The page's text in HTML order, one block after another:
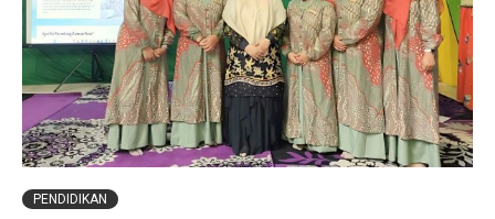
PENDIDIKAN